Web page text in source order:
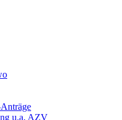
u.a. AZV